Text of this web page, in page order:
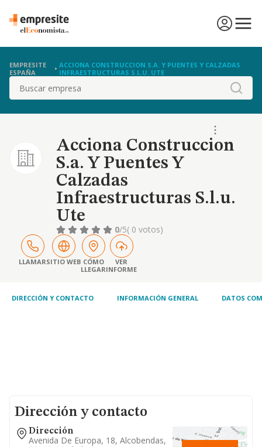
EMPRESITE
ESPAÑA
ACCIONA CONSTRUCCION S.A. Y PUENTES Y CALZADAS
INFRAESTRUCTURAS S.L.U. UTE
Buscar
Acciona Construccion
S.a. Y Puentes Y
Calzadas
Infraestructuras S.l.u.
Ute
0/5( 0 votos)
LLAMARSITIO WEB CÓMO
LLEGAR
VER
INFORME
DIRECCIÓN Y CONTACTO INFORMACIÓN GENERAL DATOS
Dirección y contacto
Dirección
Avenida De Europa, 18, Alcobendas,